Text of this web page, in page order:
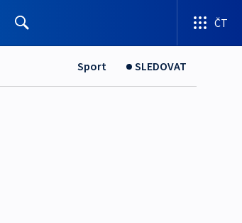
ČT
Sport SLEDOVAT